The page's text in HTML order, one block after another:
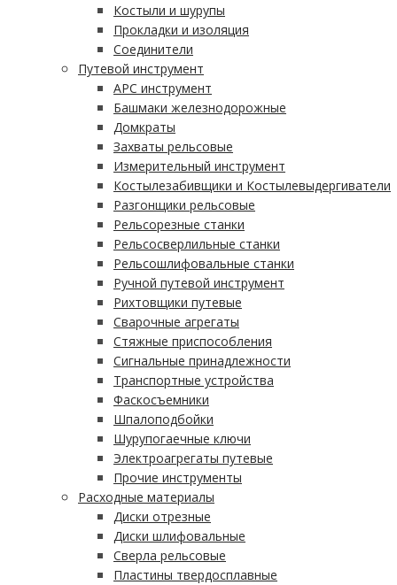
Костыли и шурупы
Прокладки и изоляция
Соединители
Путевой инструмент
АРС инструмент
Башмаки железнодорожные
Домкраты
Захваты рельсовые
Измерительный инструмент
Костылезабивщики и Костылевыдергиватели
Разгонщики рельсовые
Рельсорезные станки
Рельсосверлильные станки
Рельсошлифовальные станки
Ручной путевой инструмент
Рихтовщики путевые
Сварочные агрегаты
Стяжные приспособления
Сигнальные принадлежности
Транспортные устройства
Фаскосъемники
Шпалоподбойки
Шурупогаечные ключи
Электроагрегаты путевые
Прочие инструменты
Расходные материалы
Диски отрезные
Диски шлифовальные
Сверла рельсовые
Пластины твердосплавные